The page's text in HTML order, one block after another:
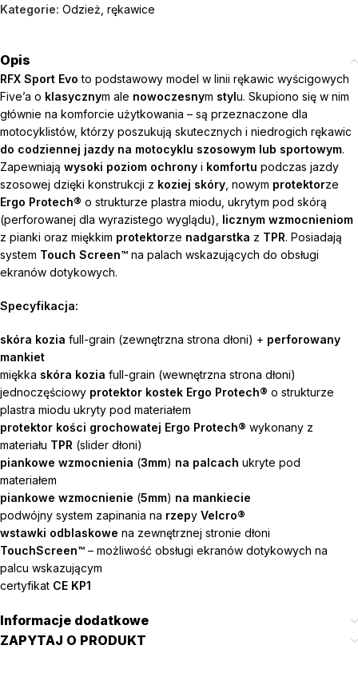
Kategorie: Odzież rękawice
Opis
RFX Sport Evo to podstawowy model w linii rękawic wyścigowych
Five’a o klasycznym ale nowoczesnym stylu. Skupiono się w nim
głównie na komforcie użytkowania – są przeznaczone dla
motocyklistów, którzy poszukują skutecznych i niedrogich rękawic
do codziennej jazdy na motocyklu szosowym lub sportowym.
Zapewniają wysoki poziom ochrony i komfortu podczas jazdy
szosowej dzięki konstrukcji z koziej skóry , nowym protektorze
Ergo Protech® o strukturze plastra miodu, ukrytym pod skórą
(perforowanej dla wyrazistego wyglądu), licznym wzmocnieniom
z pianki oraz miękkim protektorze nadgarstka z TPR. Posiadają
system Touch Screen™ na palach wskazujących do obsługi
ekranów dotykowych.
Specyfikacja:
skóra kozia full-grain (zewnętrzna strona dłoni) + perforowany
mankiet
miękka skóra kozia full-grain (wewnętrzna strona dłoni)
jednoczęściowy protektor kostek Ergo Protech® o strukturze
plastra miodu ukryty pod materiałem
protektor kości grochowatej Ergo Protech® wykonany z
materiału TPR (slider dłoni)
piankowe wzmocnienia (3mm) na palcach ukryte pod
materiałem
piankowe wzmocnienie (5mm) na mankiecie
podwójny system zapinania na rzepy Velcro®
wstawki odblaskowe na zewnętrznej stronie dłoni
TouchScreen™ – możliwość obsługi ekranów dotykowych na
palcu wskazującym
certyfikat CE KP1
Informacje dodatkowe
ZAPYTAJ O PRODUKT